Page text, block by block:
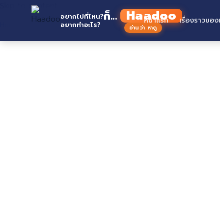
Skip to content
อยากไปที่ไหน?
อยากทำอะไร?
ก็... H
อ่านว่า หาดู
หน้าแรก เรื่องราวของ